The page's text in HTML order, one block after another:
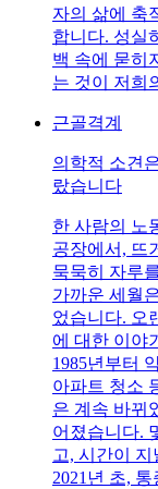
자의 삶에 축
합니다. 성실
백 속에 묻히
는 것이 저희
근골격계
의학적 소견
랐습니다
한 사람의 노
공장에서, 뜨
묵묵히 자루
가까운 세월
었습니다. 오
에 대한 이야
1985년부터
아파트 청소
은 계속 바뀌
어졌습니다.
고, 시간이
2021년 초,